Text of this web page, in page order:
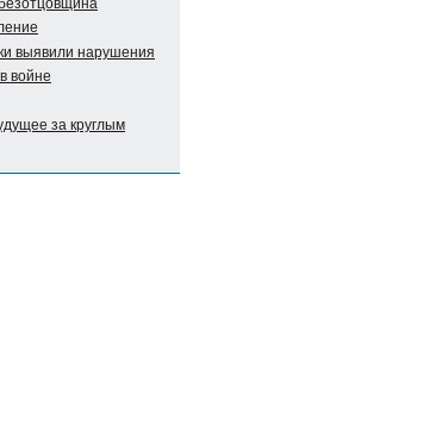
выявили нарушения
войне
за круглым